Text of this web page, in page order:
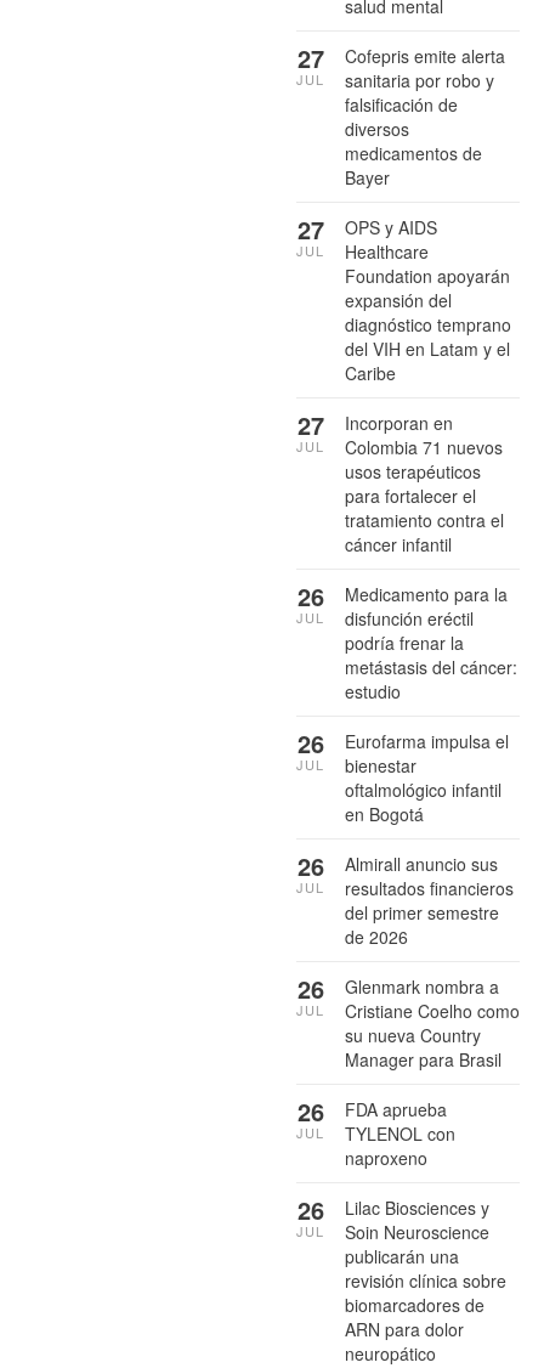
salud mental
Cofepris emite alerta
sanitaria por robo y
falsificación de
diversos
medicamentos de
Bayer
27
JUL
OPS y AIDS
Healthcare
Foundation apoyarán
expansión del
diagnóstico temprano
del VIH en Latam y el
Caribe
27
JUL
Incorporan en
Colombia 71 nuevos
usos terapéuticos
para fortalecer el
tratamiento contra el
cáncer infantil
27
JUL
Medicamento para la
disfunción eréctil
podría frenar la
metástasis del cáncer:
estudio
26
JUL
Eurofarma impulsa el
bienestar
oftalmológico infantil
en Bogotá
26
JUL
Almirall anuncio sus
resultados financieros
del primer semestre
de 2026
26
JUL
Glenmark nombra a
Cristiane Coelho como
su nueva Country
Manager para Brasil
26
JUL
FDA aprueba
TYLENOL con
naproxeno
26
JUL
Lilac Biosciences y
Soin Neuroscience
publicarán una
revisión clínica sobre
biomarcadores de
ARN para dolor
neuropático
26
JUL